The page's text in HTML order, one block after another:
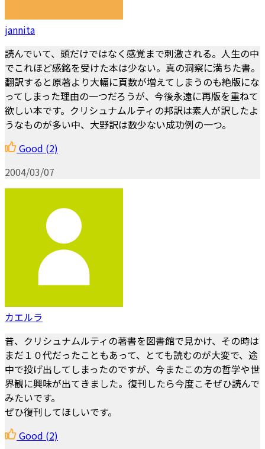
jannita
読んでいて、頭だけではなく感覚まで刺激される。人生の中
でこれほど感銘を受けた本は少ない。真の洞察に満ちた書。
翻訳すると原著より大幅に頁数が増えてしまうのも絶版にな
ってしまった理由の一つだろうが、今後永遠に再版を重ねて
欲しい本です。クリシュナムルティの邦訳は素人が訳したよ
うなものが多い中、大野訳は数少ない成功例の一つ。
Good (2)
2004/03/07
カエルラ
昔、クリシュナムルティの著書を図書館で見かけ、その時は
まだ１０代だったこともあって、とても読むのが大変で、途
中で投げ出してしまったのですが、今またこの方の哲学や世
界観に興味が出てきました。復刊したら今度こそぜひ読んで
みたいです。
ぜひ復刊してほしいです。
Good (2)